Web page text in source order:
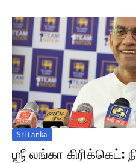
Sri Lanka
ஶ்ரீ லங்கா கிரிக்கெட்: